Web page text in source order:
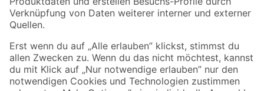
Sicher einkaufen
Jetzt die toom-App herunterladen